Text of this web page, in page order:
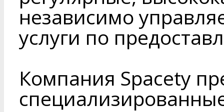
независимо
услуги по
Компания Spacety